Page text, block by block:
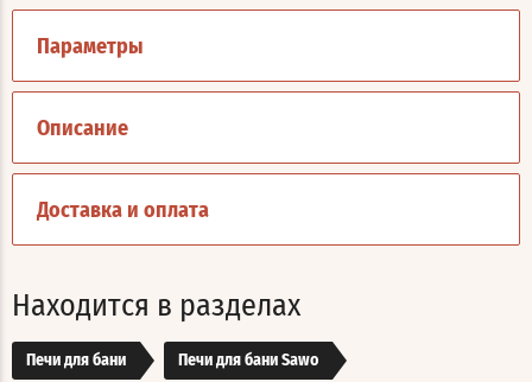
Параметры
Описание
Доставка и оплата
Находится в разделах
Печи для бани Печи для бани Sawo